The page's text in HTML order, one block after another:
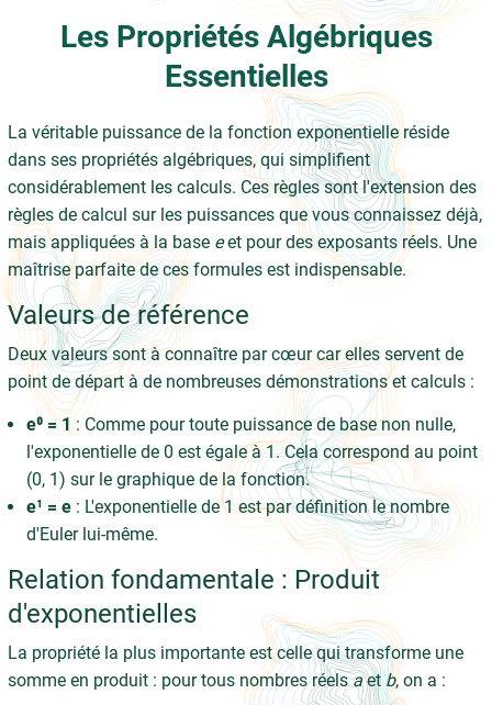
Les Propriétés Algébriques
Essentielles
La véritable puissance de la fonction exponentielle réside
dans ses propriétés algébriques, qui simplifient
considérablement les calculs. Ces règles sont l'extension des
règles de calcul sur les puissances que vous connaissez déjà,
mais appliquées à la base eet pour des exposants réels. Une
maîtrise parfaite de ces formules est indispensable.
Valeurs de référence
Deux valeurs sont à connaître par cœur car elles servent de
point de départ à de nombreuses démonstrations et calculs :
e⁰ = 1: Comme pour toute puissance de base non nulle,
l'exponentielle de 0 est égale à 1. Cela correspond au point
(0, 1) sur le graphique de la fonction.
e¹ = e: L'exponentielle de 1 est par définition le nombre
d'Euler lui-même.
Relation fondamentale : Produit
d'exponentielles
La propriété la plus importante est celle qui transforme une
somme en produit : pour tous nombres réelsaetb, on a :